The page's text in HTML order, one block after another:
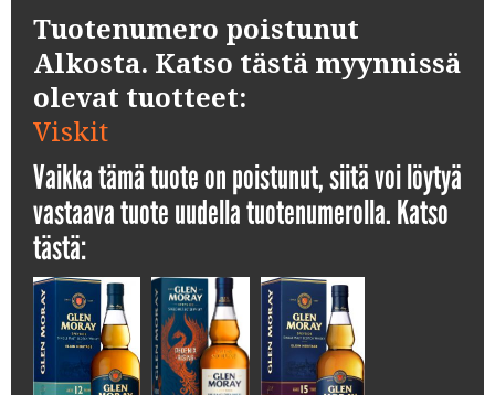
Tuotenumero poistunut
Alkosta. Katso tästä myynnissä
olevat tuotteet:
Viskit
Vaikka tämä tuote on poistunut, siitä voi löytyä
vastaava tuote uudella tuotenumerolla. Katso
tästä: